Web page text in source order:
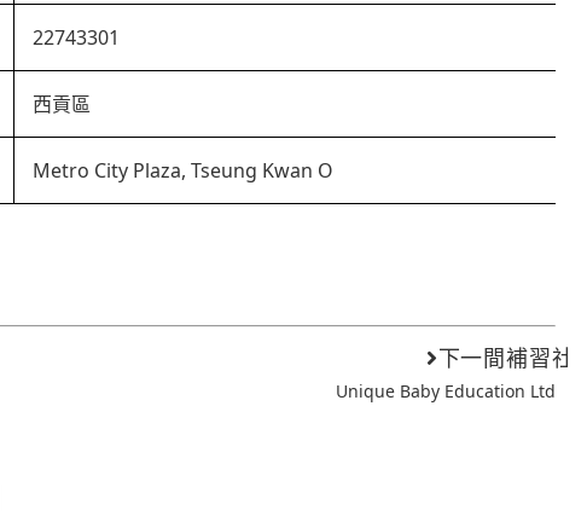
22743301
西貢區
Metro City Plaza, Tseung Kwan O
下一間補習社
Unique Baby Education Ltd